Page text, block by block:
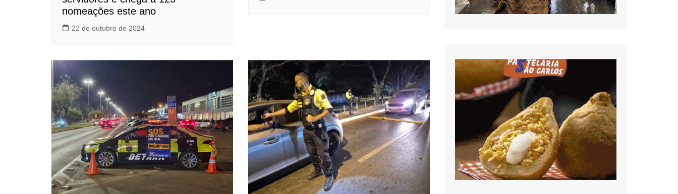
nomeações este ano
22 de outubro de 2024